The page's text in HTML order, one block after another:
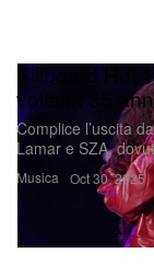
Musica
Billboard Hot
volta in 35
Complice l’uscita
Lamar e SZA,
Oct 30, 2025